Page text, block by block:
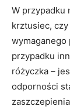
W przypadku
krztusiec,
przypadku
różyczka –
odporności